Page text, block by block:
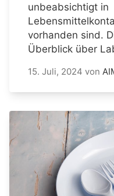
unbeabsichtigt in
vorhanden sind.
Überblick über
15. Juli, 2024 von